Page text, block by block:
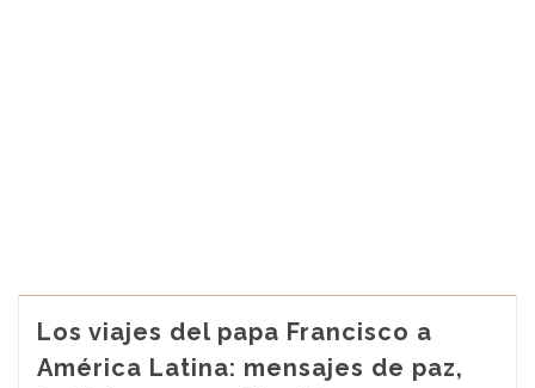
Los viajes del papa Francisco a
América Latina: mensajes de paz,